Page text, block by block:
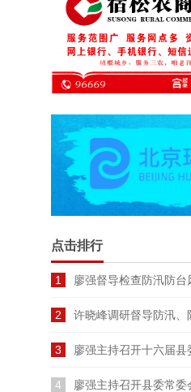
点击排行
1 廖强督导检查防汛防台
2 许晓峰调研督导防汛、
3 廖强主持召开十六届县
4 廖强主持召开县委常委